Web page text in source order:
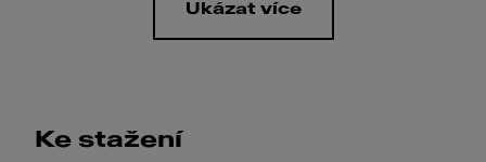
Ukázat více
Ke stažení